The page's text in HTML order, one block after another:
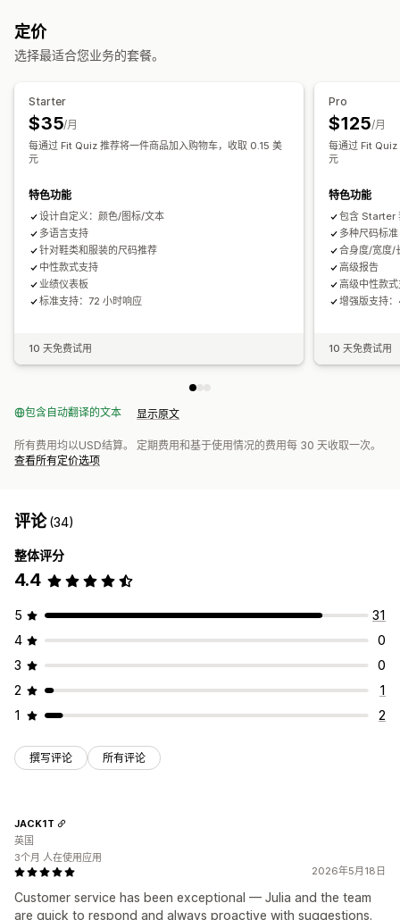
拖放式编辑器
定价
选择最适合您业务的套餐。
Starter
$35/月
每通过 Fit Quiz 推荐将一件商品加入购物车，收取 0.15 美
元
特色功能
设计自定义：颜色/图标/文本
多语言支持
针对鞋类和服装的尺码推荐
中性款式支持
业绩仪表板
标准支持：72 小时响应
10 天免费试用
Pro
$125/月
每通过 Fit Quiz
元
特色功能
包含 Starter
多种尺码标
合身度/宽度/
高级报告
高级中性款
增强版支持
10 天免费试用
包含自动翻译的文本 显示原文
所有费用均以USD结算。 定期费用和基于使用情况的费用每 30 天收取一次。
查看所有定价选项
评论(34)
整体评分
4.4
5
31
4
0
3
0
2
1
1
2
撰写评论 所有评论
2026年5月18日
Customer service has been exceptional — Julia and the team
are quick to respond and always proactive with suggestions.
JACK1T
英国
3个月 人在使用应用